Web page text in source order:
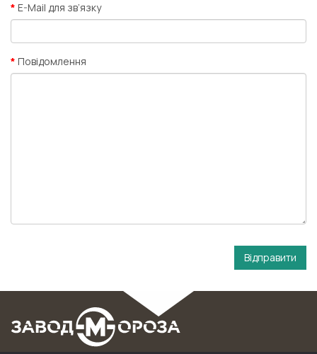
E-Mail для зв’язку
Повідомлення